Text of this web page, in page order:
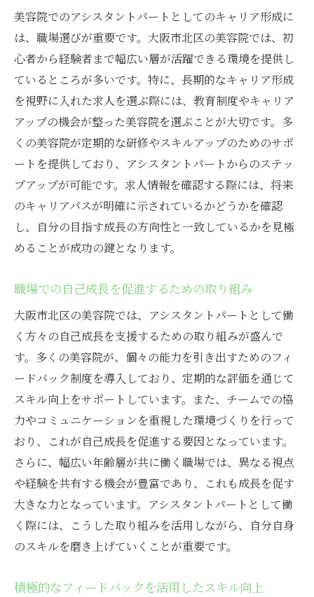
美容院でのアシスタントパートとしてのキャリア形成に
は、職場選びが重要です。大阪市北区の美容院では、初
心者から経験者まで幅広い層が活躍できる環境を提供し
ているところが多いです。特に、長期的なキャリア形成
を視野に入れた求人を選ぶ際には、教育制度やキャリア
アップの機会が整った美容院を選ぶことが大切です。多
くの美容院が定期的な研修やスキルアップのためのサポ
ートを提供しており、アシスタントパートからのステッ
プアップが可能です。求人情報を確認する際には、将来
のキャリアパスが明確に示されているかどうかを確認
し、自分の目指す成長の方向性と一致しているかを見極
めることが成功の鍵となります。
職場での自己成長を促進するための取り組み
大阪市北区の美容院では、アシスタントパートとして働
く方々の自己成長を支援するための取り組みが盛んで
す。多くの美容院が、個々の能力を引き出すためのフィ
ードバック制度を導入しており、定期的な評価を通じて
スキル向上をサポートしています。また、チームでの協
力やコミュニケーションを重視した環境づくりを行って
おり、これが自己成長を促進する要因となっています。
さらに、幅広い年齢層が共に働く職場では、異なる視点
や経験を共有する機会が豊富であり、これも成長を促す
大きな力となっています。アシスタントパートとして働
く際には、こうした取り組みを活用しながら、自分自身
のスキルを磨き上げていくことが重要です。
積極的なフィードバックを活用したスキル向上